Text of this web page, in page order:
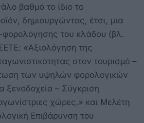
βαθμό το ίδιο το
δημιουργώντας, έτσι, μια
του κλάδου (βλ.
«Αξιολόγηση της
στον τουρισμό –
των υψηλών φορολογικών
ξενοδοχεία – Σύγκριση
χώρες.» και Μελέτη
Επιβάρυνση του